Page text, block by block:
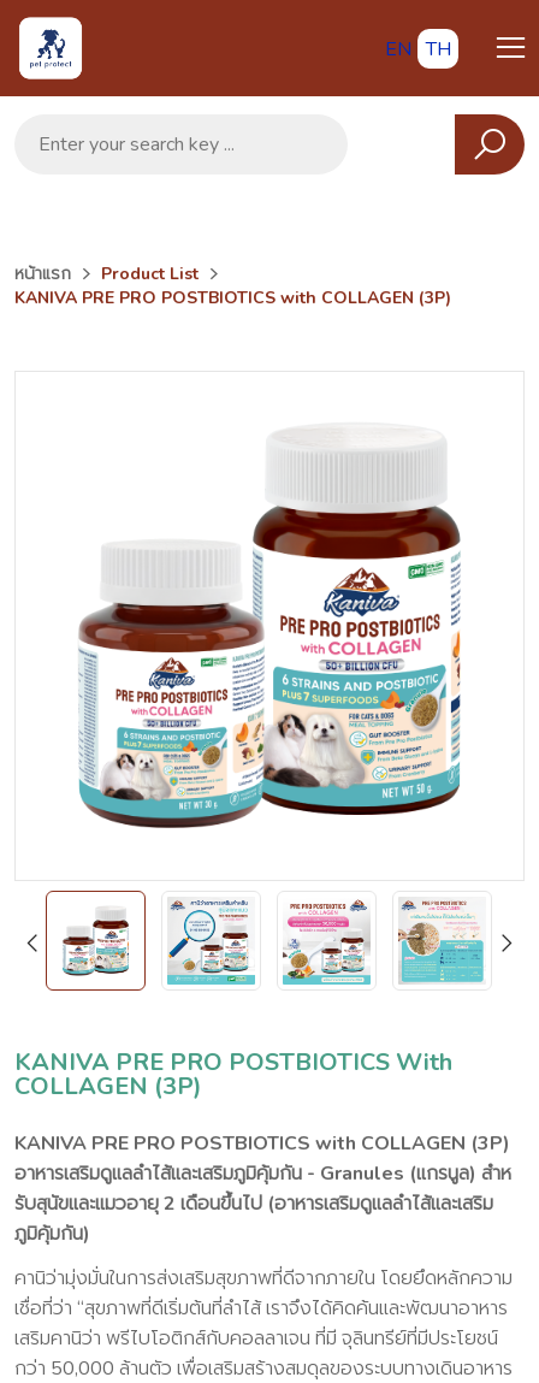
EN TH
หน้าแรก
Product List
KANIVA PRE PRO POSTBIOTICS with COLLAGEN (3P)
KANIVA PRE PRO POSTBIOTICS With
COLLAGEN (3P)
KANIVA PRE PRO POSTBIOTICS with COLLAGEN (3P)
อาหารเสริมดูแลลำไส้และเสริมภูมิคุ้มกัน - Granules (แกรนูล) สําห
รับสุนัขและแมวอายุ 2 เดือนขึ้นไป (อาหารเสริมดูแลลําไส้และเสริม
ภูมิคุ้มกัน)
คานิว่ามุ่งมั่นในการส่งเสริมสุขภาพที่ดีจากภายใน โดยยึดหลักความ
เชื่อที่ว่า “สุขภาพที่ดีเริ่มต้นที่ลําไส้ เราจึงได้คิดค้นและพัฒนาอาหาร
เสริมคานิว่า พรีไบโอติกส์กับคอลลาเจน ที่มี จุลินทรีย์ที่มีประโยชน์
กว่า 50,000 ล้านตัว เพื่อเสริมสร้างสมดุลของระบบทางเดินอาหาร